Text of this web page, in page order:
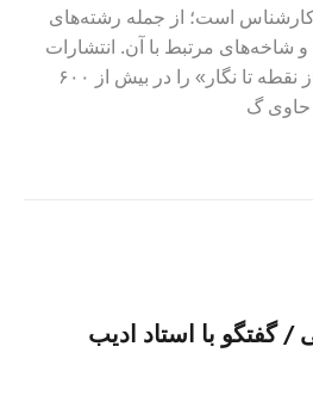
کارشناس است؛ از جمله رشته‌های
شاخه‌های مرتبط با آن. انتشارات
اطلاعات به‌تازگی کتاب «از نقطه تا نگار» را در بیش از ۶۰۰
حاوی گ
/ گفتگو با استاد اديب